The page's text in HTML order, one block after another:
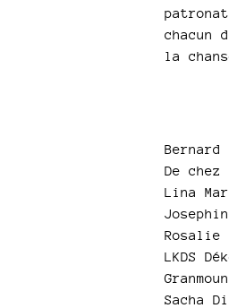
chacun
la
De
Lina
Rosalie
LKDS
Sacha